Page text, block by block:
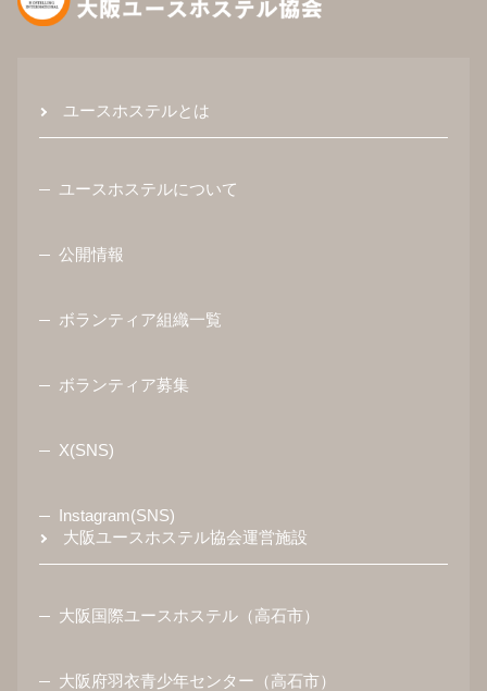
ユースホステルとは
ユースホステルについて
公開情報
ボランティア組織一覧
ボランティア募集
X(SNS)
Instagram(SNS)
大阪ユースホステル協会運営施設
大阪国際ユースホステル（高石市）
大阪府羽衣青少年センター（高石市）